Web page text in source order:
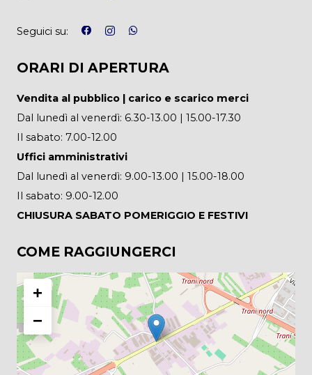
Seguici su:
ORARI DI APERTURA
Vendita al pubblico | carico e scarico merci
Dal lunedì al venerdì: 6.30-13.00 | 15.00-17.30
Il sabato: 7.00-12.00
Uffici amministrativi
Dal lunedì al venerdì: 9.00-13.00 | 15.00-18.00
Il sabato: 9.00-12.00
CHIUSURA SABATO POMERIGGIO E FESTIVI
COME RAGGIUNGERCI
+
−